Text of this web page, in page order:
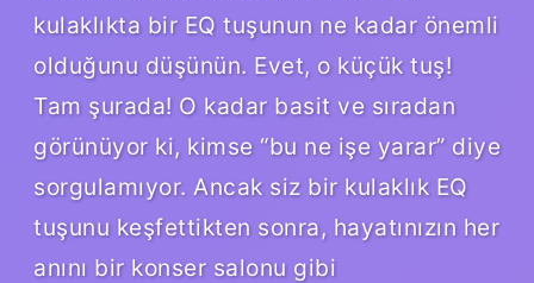
kulaklıkta bir EQ tuşunun ne kadar önemli
olduğunu düşünün. Evet, o küçük tuş!
Tam şurada! O kadar basit ve sıradan
görünüyor ki, kimse “bu ne işe yarar” diye
sorgulamıyor. Ancak siz bir kulaklık EQ
tuşunu keşfettikten sonra, hayatınızın her
anını bir konser salonu gibi